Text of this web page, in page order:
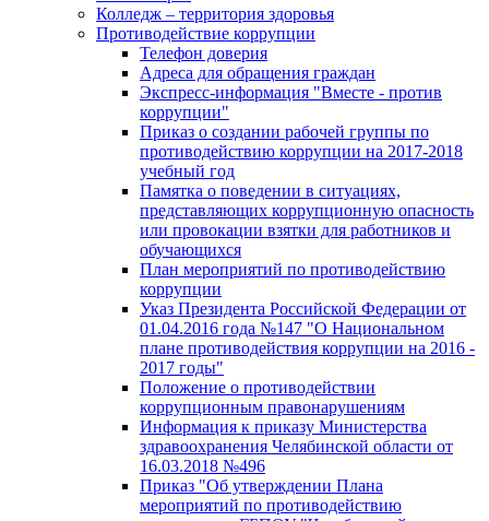
Колледж – территория здоровья
Противодействие коррупции
Телефон доверия
Адреса для обращения граждан
Экспресс-информация "Вместе - против
коррупции"
Приказ о создании рабочей группы по
противодействию коррупции на 2017-2018
учебный год
Памятка о поведении в ситуациях,
представляющих коррупционную опасность
или провокации взятки для работников и
обучающихся
План мероприятий по противодействию
коррупции
Указ Президента Российской Федерации от
01.04.2016 года №147 "О Национальном
плане противодействия коррупции на 2016 -
2017 годы"
Положение о противодействии
коррупционным правонарушениям
Информация к приказу Министерства
здравоохранения Челябинской области от
16.03.2018 №496
Приказ "Об утверждении Плана
мероприятий по противодействию